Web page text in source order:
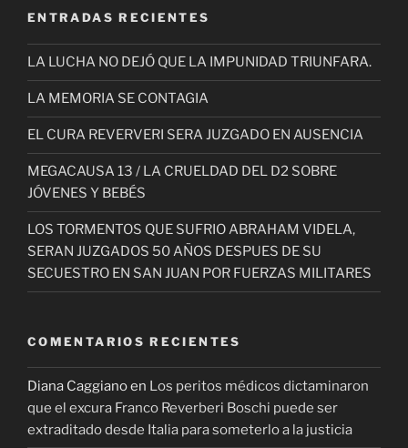
ENTRADAS RECIENTES
LA LUCHA NO DEJÓ QUE LA IMPUNIDAD TRIUNFARA.
LA MEMORIA SE CONTAGIA
EL CURA REVERVERI SERA JUZGADO EN AUSENCIA
MEGACAUSA 13 / LA CRUELDAD DEL D2 SOBRE
JÓVENES Y BEBÉS
LOS TORMENTOS QUE SUFRIO ABRAHAM VIDELA,
SERAN JUZGADOS 50 AÑOS DESPUES DE SU
SECUESTRO EN SAN JUAN POR FUERZAS MILITARES
COMENTARIOS RECIENTES
Diana Caggianoen Los peritos médicos dictaminaron
que el excura Franco Reverberi Boschi puede ser
extraditado desde Italia para someterlo a la justicia